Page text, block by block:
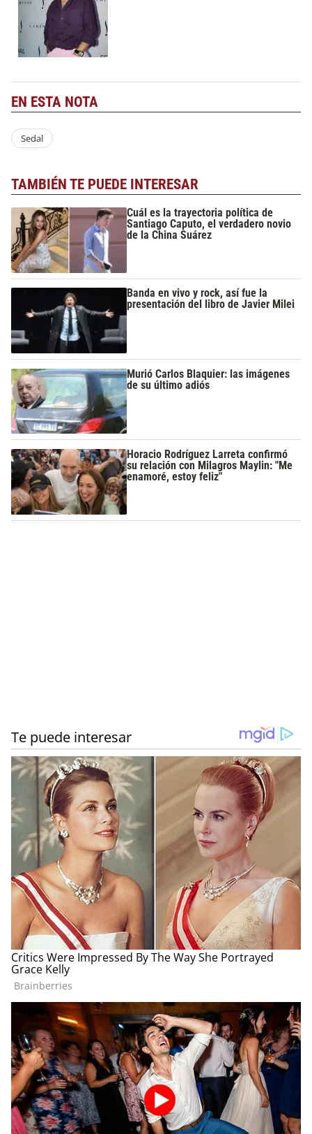
EN ESTA NOTA
Sedal
TAMBIÉN TE PUEDE INTERESAR
Cuál es la trayectoria política de
Santiago Caputo, el verdadero novio
de la China Suárez
Banda en vivo y rock, así fue la
presentación del libro de Javier Milei
Murió Carlos Blaquier: las imágenes
de su último adiós
Horacio Rodríguez Larreta confirmó
su relación con Milagros Maylin: "Me
enamoré, estoy feliz"